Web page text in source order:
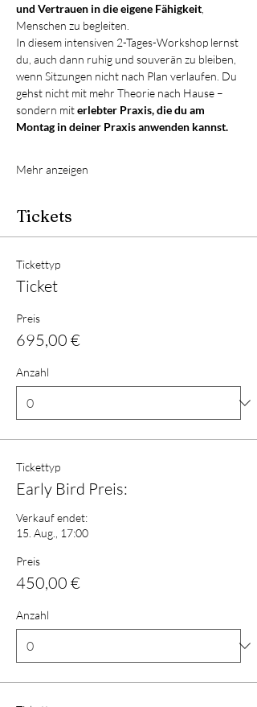
und Vertrauen in die eigene Fähigkeit
Menschen zu begleiten.
In diesem intensiven 2-Tages-Workshop lernst
du, auch dann ruhig und souverän zu bleiben,
wenn Sitzungen nicht nach Plan verlaufen. Du
gehst nicht mit mehr Theorie nach Hause –
sondern mit erlebter Praxis, die du am
Montag in deiner Praxis anwenden kannst.
Mehr anzeigen
Tickets
Tickettyp
Ticket
Preis
695,00 €
Anzahl
Tickettyp
Early Bird Preis:
Verkauf endet:
15. Aug., 17:00
Preis
450,00 €
Anzahl